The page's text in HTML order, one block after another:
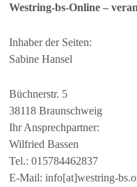
Westring-bs-Online –
Inhaber der Seiten:
Sabine Hansel
Büchnerstr. 5
38118 Braunschweig
Ihr Ansprechpartner:
Wilfried Bassen
Tel.: 015784462837
E-Mail: info[at]westring-